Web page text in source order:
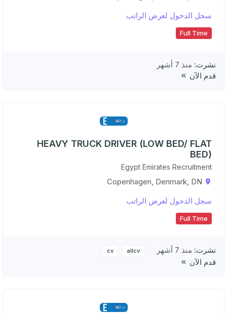
سجل الدخول لعرض الراتب
Full Time
نشرت: منذ 7 أشهر
قدم الآن
HEAVY TRUCK DRIVER (LOW BED/ FLAT
BED)
Egypt Emirates Recruitment
Copenhagen, Denmark, DN
سجل الدخول لعرض الراتب
Full Time
نشرت: منذ 7 أشهر allcv
cv
قدم الآن